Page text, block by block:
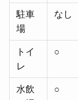
駐車
場
なし
トイ
レ
○
水飲
○